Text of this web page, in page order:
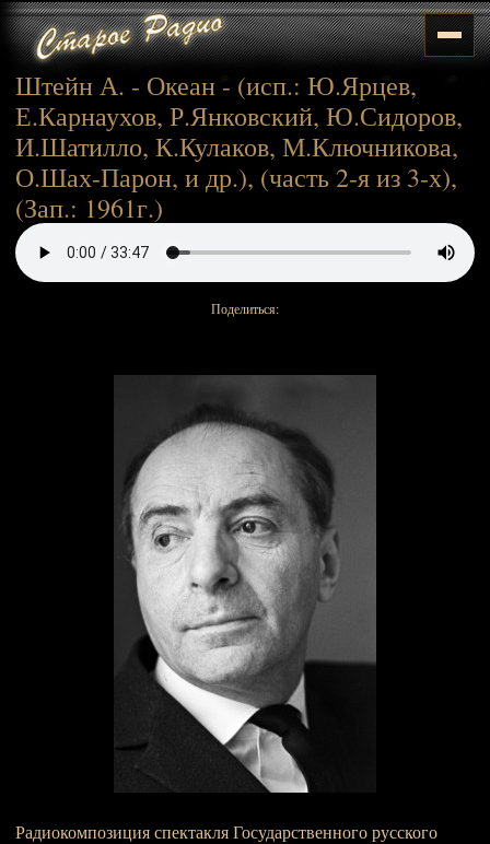
Штейн А. - Океан - (исп.: Ю.Ярцев,
Е.Карнаухов, Р.Янковский, Ю.Сидоров,
И.Шатилло, К.Кулаков, М.Ключникова,
О.Шах-Парон, и др.), (часть 2-я из 3-х),
(Зап.: 1961г.)
Поделиться:
Радиокомпозиция спектакля Государственного русского